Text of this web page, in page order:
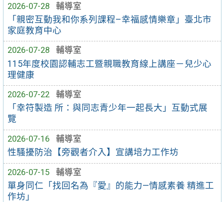
2026-07-28
輔導室
「親密互動我和你系列課程–幸福感情樂章」臺北市
家庭教育中心
2026-07-28
輔導室
115年度校園認輔志工暨親職教育線上講座－兒少心
理健康
2026-07-22
輔導室
「幸符製造 所：與同志青少年一起長大」互動式展
覽
2026-07-16
輔導室
性騷擾防治【旁觀者介入】宣講培力工作坊
2026-07-15
輔導室
單身同仁「找回名為『愛』的能力—情感素養 精進工
作坊」